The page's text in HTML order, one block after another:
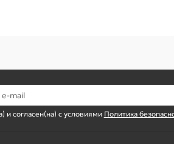
и согласен(на) с условиями Политика